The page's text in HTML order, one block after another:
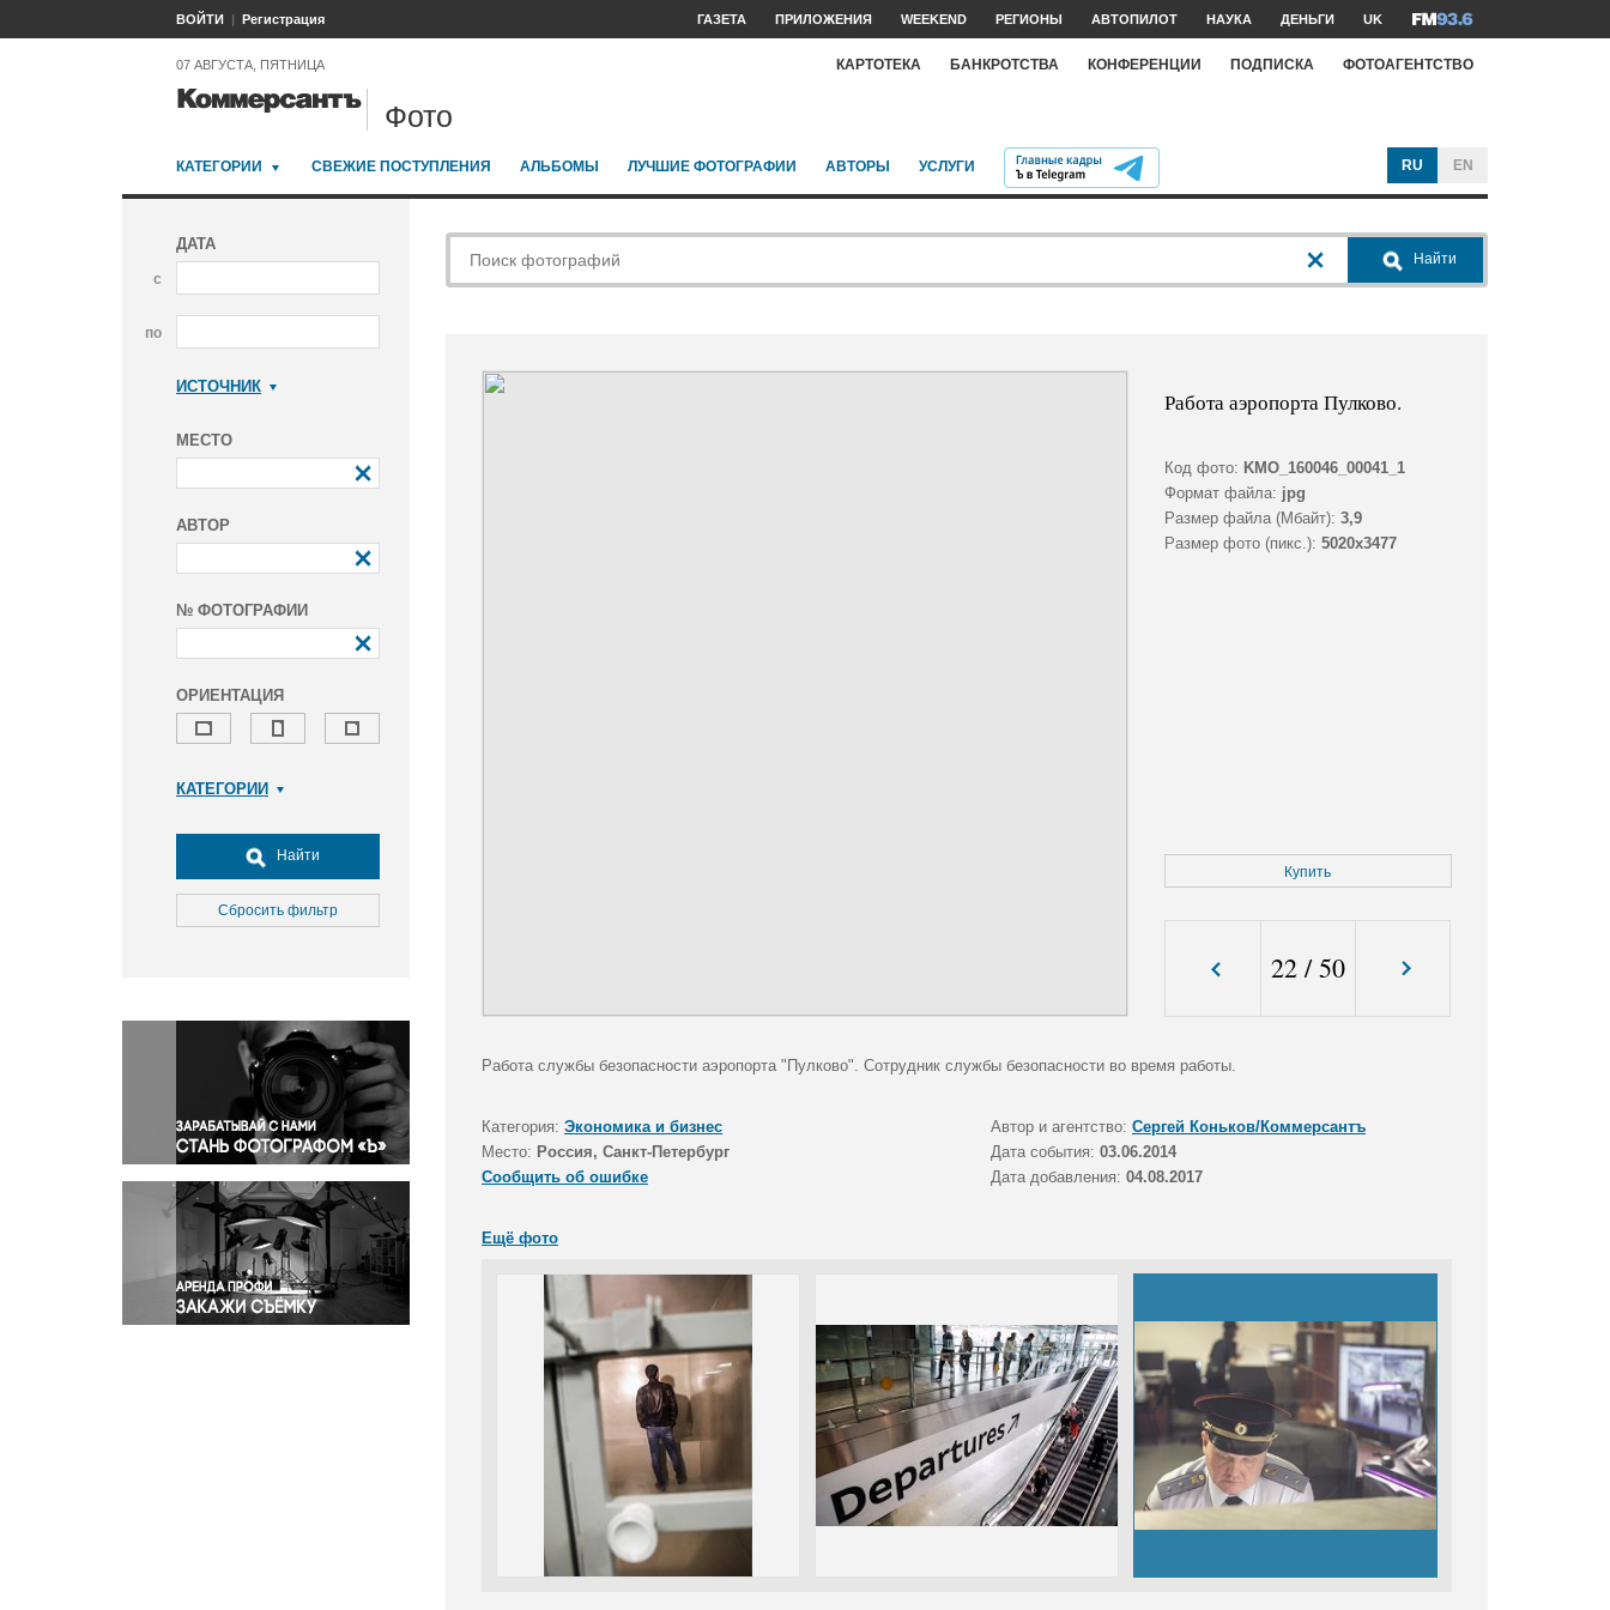
ВОЙТИ Регистрация ГАЗЕТА ПРИЛОЖЕНИЯ WEEKEND РЕГИОНЫ АВТОПИЛОТ НАУКА ДЕНЬГИ UK
07 АВГУСТА, ПЯТНИЦА КАРТОТЕКА БАНКРОТСТВА КОНФЕРЕНЦИИ ПОДПИСКА ФОТОАГЕНТСТВО
Фото
КАТЕГОРИИ СВЕЖИЕ ПОСТУПЛЕНИЯ АЛЬБОМЫ ЛУЧШИЕ ФОТОГРАФИИ АВТОРЫ УСЛУГИ RU EN
ДАТА
с
по
ИСТОЧНИК
МЕСТО
АВТОР
№ ФОТОГРАФИИ
ОРИЕНТАЦИЯ
КАТЕГОРИИ
Досуг, туризм и отдых
Культура
Медицина
Окружающая среда
Политика
Правосудие
Происшествия и конфликты
Религия
Светская жизнь
Спорт
Экология
Экономика и бизнес
Найти
Сбросить фильтр
Найти
Работа аэропорта Пулково.
Код фото: KMO_160046_00041_1
Формат файла: jpg
Размер файла (Мбайт): 3,9
Размер фото (пикс.): 5020x3477
Купить
22/50
Работа службы безопасности аэропорта "Пулково". Сотрудник службы безопасности во время работы.
Категория: Экономика и бизнес Автор и агентство: Сергей Коньков/Коммерсантъ
Место: Россия, Санкт-Петербург Дата события: 03.06.2014
Сообщить об ошибке
Дата добавления: 04.08.2017
Ещё фото